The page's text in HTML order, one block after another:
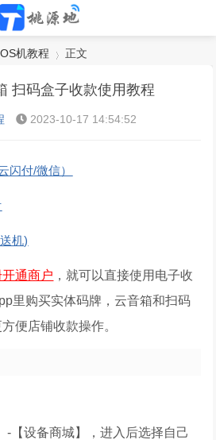
机教程
›
正文
扫码盒子收款使用教程
2023-10-17 14:54:52
闪付/微信）
机)
通商户 ，就可以直接使用电子收
里购买实体码牌，云音箱和扫码
便店铺收款操作。
-【设备商城】，进入后选择自己